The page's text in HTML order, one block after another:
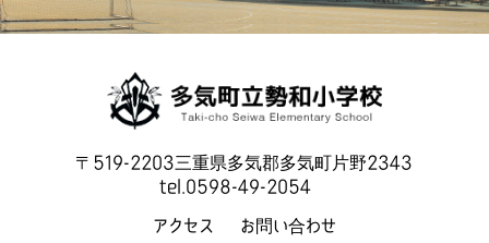
〒519-2203三重県多気郡多気町片野2343
tel.0598-49-2054
アクセス お問い合わせ